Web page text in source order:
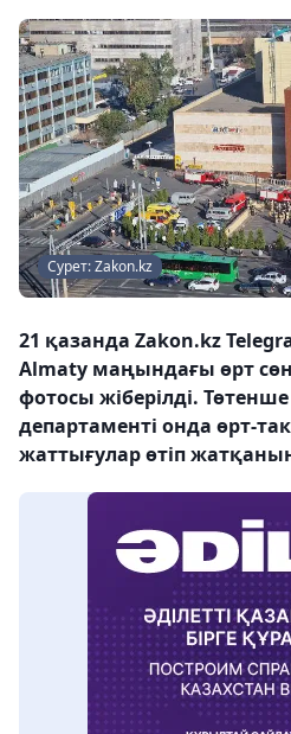
Сурет: Zakon.kz
21 қазанда Zakon.kz
Almaty маңындағы өрт
фотосы жіберілді.
департаменті онда өрт-
жаттығулар өтіп